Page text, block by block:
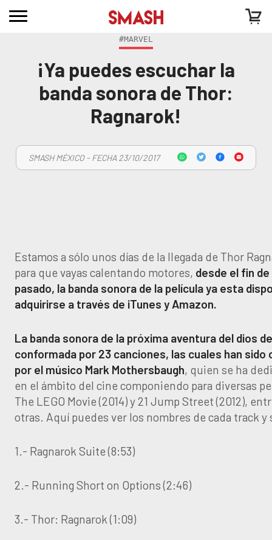
#MARVEL
¡Ya puedes escuchar la
banda sonora de Thor:
Ragnarok!
SMASH MÉXICO - FECHA 23/10/2017
Estamos a sólo unos días de la llegada de Thor
para que vayas calentando motores, desde el fin
pasado, la banda sonora de la película ya esta
adquirirse a través de iTunes y Amazon.
La banda sonora de la próxima aventura del dios
conformada por 23 canciones, las cuales han sido
por el músico Mark Mothersbaugh, quien se ha
en el ámbito del cine componiendo para diversas
The LEGO Movie (2014) y 21 Jump Street (2012),
otras. Aquí puedes ver los nombres de cada track
1.- Ragnarok Suite (8:53)
2.- Running Short on Options (2:46)
3.- Thor: Ragnarok (1:09)